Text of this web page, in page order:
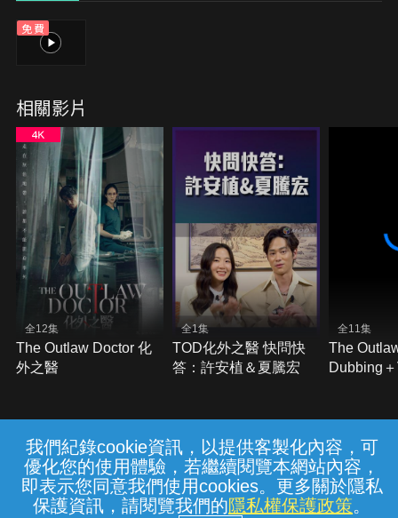
我們紀錄cookie資訊，以提供客製化內容，可
優化您的使用體驗，若繼續閱覽本網站內容，
即表示您同意我們使用cookies。更多關於隱私
保護資訊，請閱覽我們的隱私權保護政策。
免費
1
相關影片
全12集
The Outlaw Doctor 化
外之醫
全1集
TOD化外之醫 快問快
答：許安植＆夏騰宏
全11集
The
Dubbing
常見問題 線上客服 服務條款 隱私權保護
中華電信股份有限公司個人家庭分公司
{{notifyMsg}}